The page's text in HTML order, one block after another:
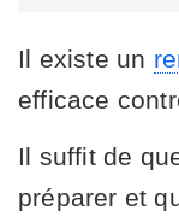
Il existe un
efficace
Il suffit de
préparer et